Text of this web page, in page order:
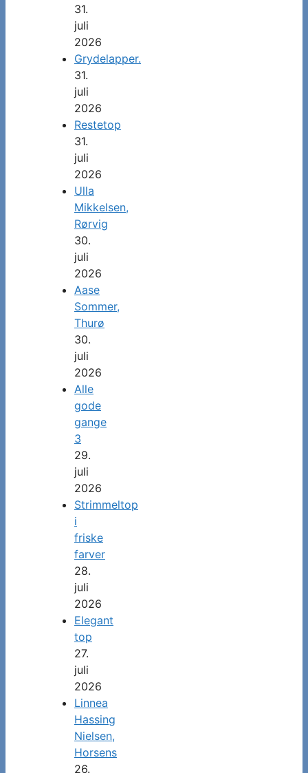
31.
juli
2026
Grydelapper.
31.
juli
2026
Restetop
31.
juli
2026
Ulla
Mikkelsen,
Rørvig
30.
juli
2026
Aase
Sommer,
Thurø
30.
juli
2026
Alle
gode
gange
3
29.
juli
2026
Strimmeltop
i
friske
farver
28.
juli
2026
Elegant
top
27.
juli
2026
Linnea
Hassing
Nielsen,
Horsens
26.